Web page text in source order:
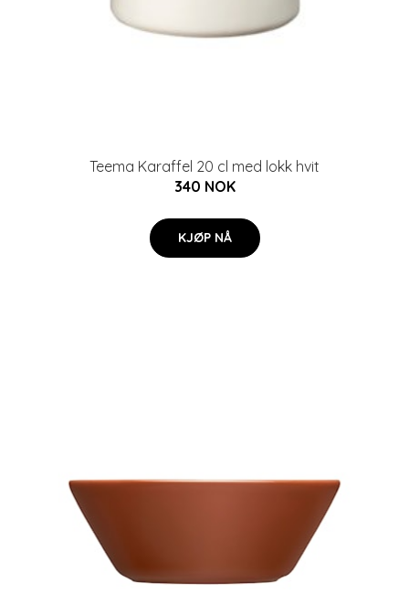
Teema Karaffel 20 cl med lokk hvit
340 NOK
KJØP NÅ